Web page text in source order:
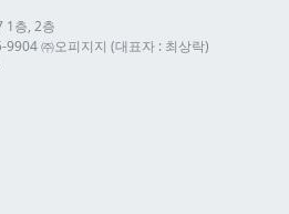
1층, 2층
㈜오피지지 (대표자 : 최상락)